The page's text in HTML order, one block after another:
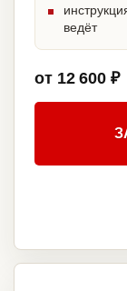
ведёт
от 12 600 ₽